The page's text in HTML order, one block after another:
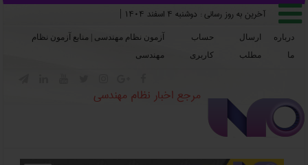
 آخرین به روز رسانی : دوشنبه ۴ اسفند ۱۴۰۴ |
درباره
ما
ارسال
مطلب
حساب
کاربری
آزمون نظام مهندسی | منابع آزمون نظام
مهندسی
مرجع اخبار نظام مهندسی